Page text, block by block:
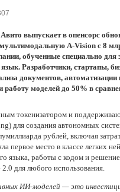
выпускает в опенсорс
A-Vision с 8
обученные специально
Разработчики, стартапы,
документов, автоматизации
работу моделей до 50% в
токенизатором и
для создания автономных
рублей, включая
первое место в классе легких
языка, работы с кодом и
для любого использования.
ИИ-моделей — это